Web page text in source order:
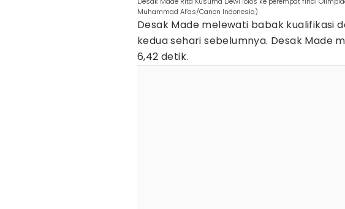
Muhammad Al’as/Canon Indonesia)
Desak Made melewati babak kualifikasi
kedua sehari sebelumnya. Desak Made
6,42 detik.